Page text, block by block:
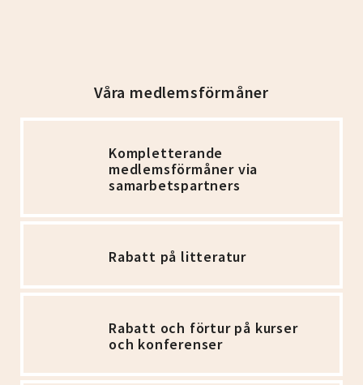
Våra medlemsförmåner
Kompletterande
medlemsförmåner via
samarbetspartners
Rabatt på litteratur
Rabatt och förtur på kurser
och konferenser